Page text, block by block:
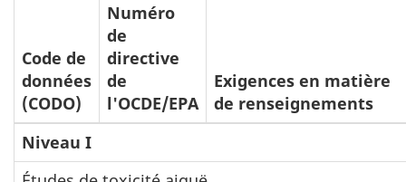
Code de
données
(CODO)
Numéro
de
directive
de
l'OCDE/EPA
Exigences en matière
de renseignements
Niveau I